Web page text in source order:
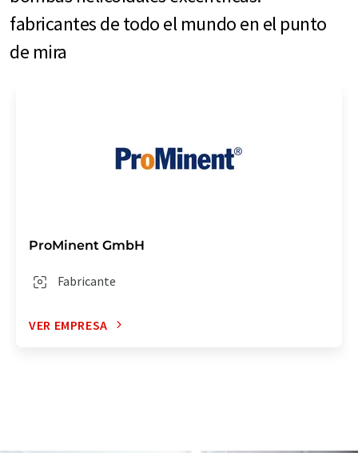
fabricantes de todo el mundo en el punto
de mira
ProMinent GmbH
Fabricante
VER EMPRESA